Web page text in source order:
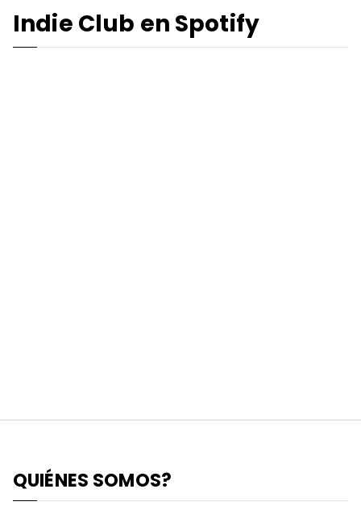
Indie Club en Spotify
QUIÉNES SOMOS?